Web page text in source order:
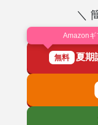
＼
Amazonギ
無料 夏期